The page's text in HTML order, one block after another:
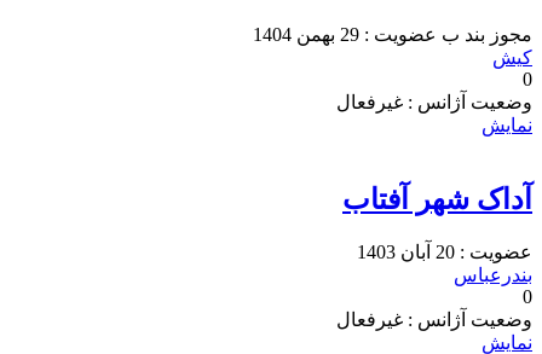
مجوز بند ب عضویت : 29 بهمن 1404
کیش
0
وضعیت آژانس : غیرفعال
نمایش
آداک شهر آفتاب
عضویت : 20 آبان 1403
بندرعباس
0
وضعیت آژانس : غیرفعال
نمایش